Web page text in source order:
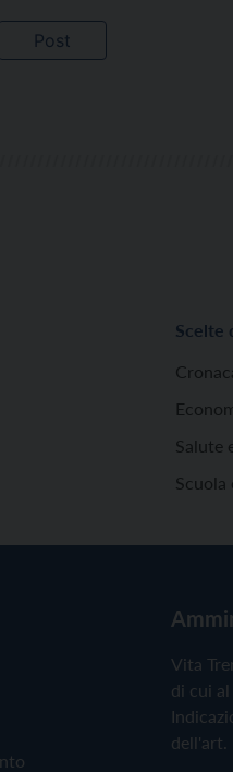
Scelte
Salute
Scuola
Vita
di cui
dell'art.